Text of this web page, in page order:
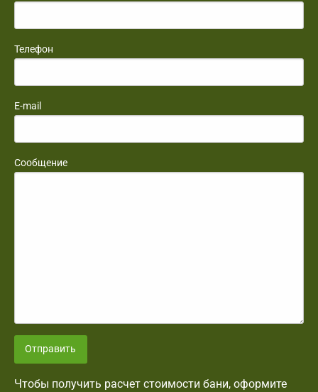
Телефон
E-mail
Сообщение
Отправить
Чтобы получить расчет стоимости бани, оформите